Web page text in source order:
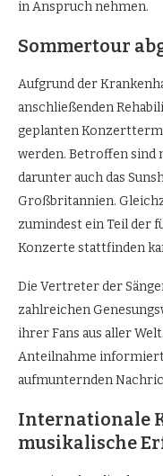
in Anspruch nehmen.
Sommertour
Aufgrund der
anschließenden
geplanten
werden. Betroffen sind
darunter auch das
Großbritannien.
zumindest ein Teil der
Konzerte stattfinden
Die Vertreter der
zahlreichen
ihrer Fans aus aller
Anteilnahme informiert
aufmunternden
Internationale
musikalische